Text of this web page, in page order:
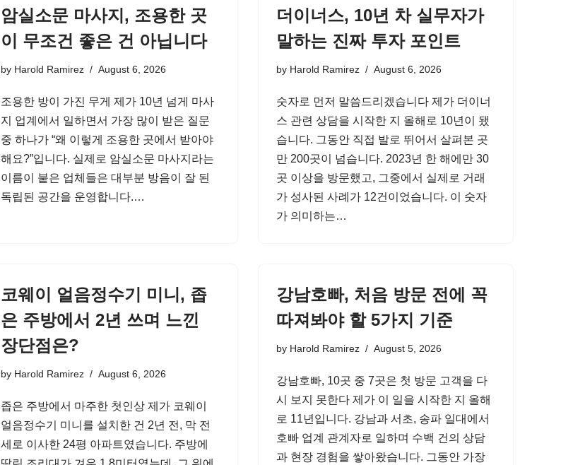
암실소문 마사지, 조용한 곳
이 무조건 좋은 건 아닙니다
by Harold Ramirez August 6, 2026
조용한 방이 가진 무게 제가 10년 넘게 마사
지 업계에서 일하면서 가장 많이 받은 질문
중 하나가 “왜 이렇게 조용한 곳에서 받아야
해요?”입니다. 실제로 암실소문 마사지라는
이름이 붙은 업체들은 대부분 방음이 잘 된
독립된 공간을 운영합니다.…
더이너스, 10년 차 실무자가
말하는 진짜 투자 포인트
by Harold Ramirez August 6, 2026
숫자로 먼저 말씀드리겠습니다 제가 더이너
스 관련 상담을 시작한 지 올해로 10년이 됐
습니다. 그동안 직접 발로 뛰어서 살펴본 곳
만 200곳이 넘습니다. 2023년 한 해에만 30
곳 이상을 방문했고, 그중에서 실제로 거래
가 성사된 사례가 12건이었습니다. 이 숫자
가 의미하는…
코웨이 얼음정수기 미니, 좁
은 주방에서 2년 쓰며 느낀
장단점은?
by Harold Ramirez August 6, 2026
좁은 주방에서 마주한 첫인상 제가 코웨이
얼음정수기 미니를 설치한 건 2년 전, 막 전
세로 이사한 24평 아파트였습니다. 주방에
강남호빠, 처음 방문 전에 꼭
따져봐야 할 5가지 기준
by Harold Ramirez August 5, 2026
강남호빠, 10곳 중 7곳은 첫 방문 고객을 다
시 보지 못한다 제가 이 일을 시작한 지 올해
로 11년입니다. 강남과 서초, 송파 일대에서
호빠 업계 관계자로 일하며 수백 건의 상담
과 현장 경험을 쌓아왔습니다. 그동안 가장